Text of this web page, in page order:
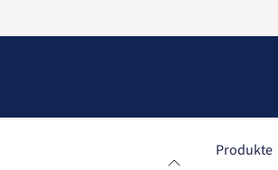
Produkte